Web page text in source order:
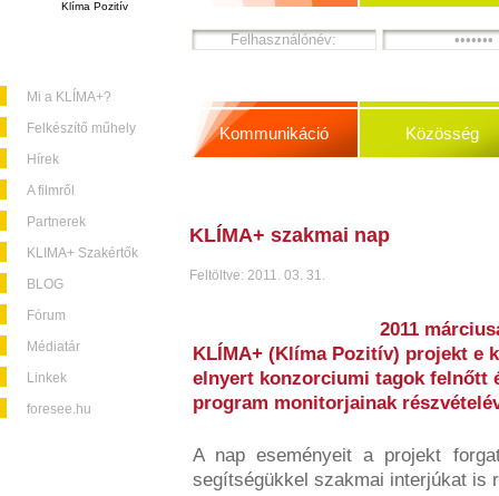
Klíma Pozitív
Mi a KLÍMA+?
Felkészítő műhely
Hírek
A filmről
Partnerek
KLIMA+ Szakértők
BLOG
Fórum
Médiatár
Linkek
foresee.hu
Kommunikáció Közösség
KLÍMA+ szakmai nap
Feltöltve: 2011. 03. 31.
2011
KLÍMA+ (Klíma Pozitív) projekt e
elnyert konzorciumi tagok felnőtt
program monitorjainak
A nap eseményeit a projekt
segítségükkel szakmai interjúkat is